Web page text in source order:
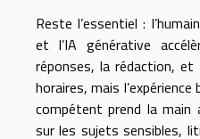
Reste l’essentiel :
et l’IA générative
réponses, la rédaction,
horaires, mais
compétent prend la
sur les sujets sensibles,